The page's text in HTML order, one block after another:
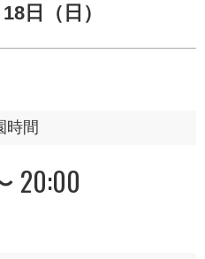
日（日）
時間
20:00